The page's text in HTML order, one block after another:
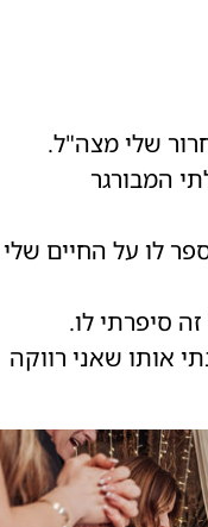
לו על החיים שלי
סיפרתי לו.
אותו שאני רווקה